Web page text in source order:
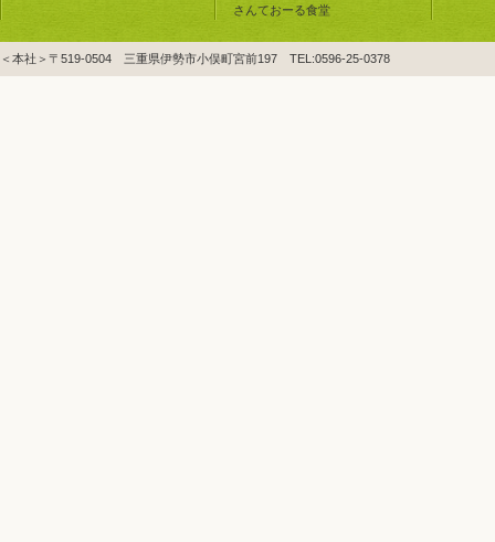
さんておーる食堂
＜本社＞〒519-0504 三重県伊勢市小俣町宮前197 TEL:0596-25-0378